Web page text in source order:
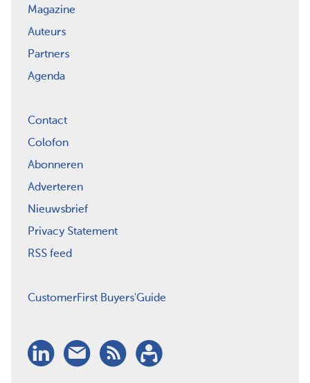
Magazine
Auteurs
Partners
Agenda
Contact
Colofon
Abonneren
Adverteren
Nieuwsbrief
Privacy Statement
RSS feed
CustomerFirst Buyers'Guide
LinkedIn
Nieuwsbrief
RSSAbonneren